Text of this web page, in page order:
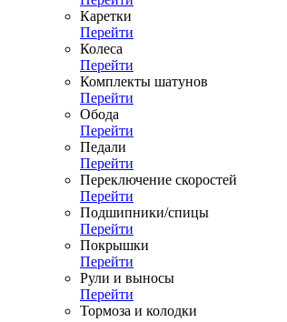
Каретки
Перейти
Колеса
Перейти
Комплекты шатунов
Перейти
Обода
Перейти
Педали
Перейти
Переключение скоростей
Перейти
Подшипники/спицы
Перейти
Покрышки
Перейти
Рули и выносы
Перейти
Тормоза и колодки